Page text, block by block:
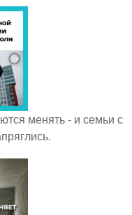
менять - и семьи с